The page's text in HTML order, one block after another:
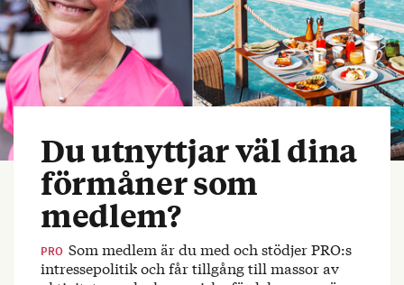
Du utnyttjar väl dina
förmåner som
medlem?
PRO Som medlem är du med och stödjer PRO:s
intressepolitik och får tillgång till massor av